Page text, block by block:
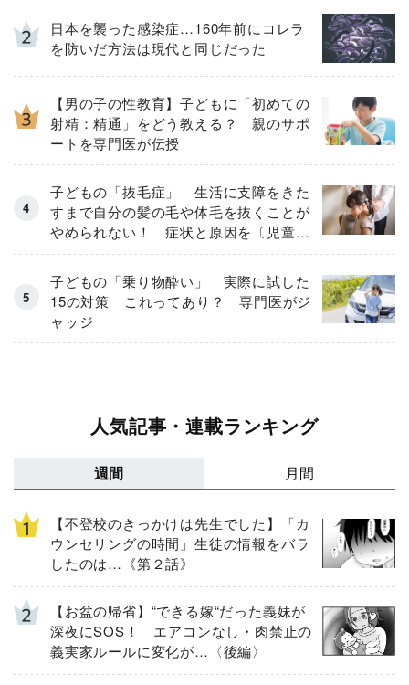
日本を襲った感染症…160年前にコレラ
を防いだ方法は現代と同じだった
【男の子の性教育】子どもに「初めての
射精：精通」をどう教える？ 親のサポ
ートを専門医が伝授
子どもの「抜毛症」 生活に支障をきた
すまで自分の髪の毛や体毛を抜くことが
やめられない！ 症状と原因を〔児童精
神科医が解説〕
子どもの「乗り物酔い」 実際に試した
15の対策 これってあり？ 専門医がジ
ャッジ
人気記事・連載ランキング
週間 月間
【不登校のきっかけは先生でした】「カ
ウンセリングの時間」生徒の情報をバラ
したのは…《第２話》
【お盆の帰省】“できる嫁“だった義妹が
深夜にSOS！ エアコンなし・肉禁止の
義実家ルールに変化が…〈後編〉